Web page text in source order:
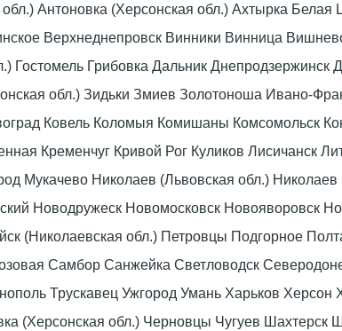
Антоновка (Херсонская обл.) Ахтырка
Верхнеднепровск Винники Винница
Гостомель Грибовка Дальник
обл.) Зидьки Змиев Золотоноша Ивано-
Ковель Коломыя Комишаны Комсомольск
Кременчуг Кривой Рог Куликов Лисичанск
Мукачево Николаев (Львовская обл.)
Новодружеск Новомосковск
(Николаевская обл.) Петровцы Подгорное
Самбор Санжейка Светловодск
Трускавец Ужгород Умань Харьков
(Херсонская обл.) Черновцы Чугуев